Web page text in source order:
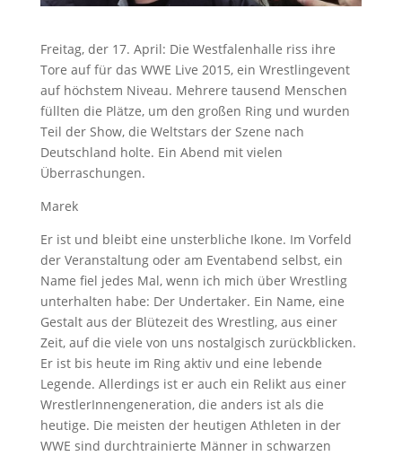
Freitag, der 17. April: Die Westfalenhalle riss ihre
Tore auf für das WWE Live 2015, ein Wrestlingevent
auf höchstem Niveau. Mehrere tausend Menschen
füllten die Plätze, um den großen Ring und wurden
Teil der Show, die Weltstars der Szene nach
Deutschland holte. Ein Abend mit vielen
Überraschungen.
Marek
Er ist und bleibt eine unsterbliche Ikone. Im Vorfeld
der Veranstaltung oder am Eventabend selbst, ein
Name fiel jedes Mal, wenn ich mich über Wrestling
unterhalten habe: Der Undertaker. Ein Name, eine
Gestalt aus der Blütezeit des Wrestling, aus einer
Zeit, auf die viele von uns nostalgisch zurückblicken.
Er ist bis heute im Ring aktiv und eine lebende
Legende. Allerdings ist er auch ein Relikt aus einer
WrestlerInnengeneration, die anders ist als die
heutige. Die meisten der heutigen Athleten in der
WWE sind durchtrainierte Männer in schwarzen